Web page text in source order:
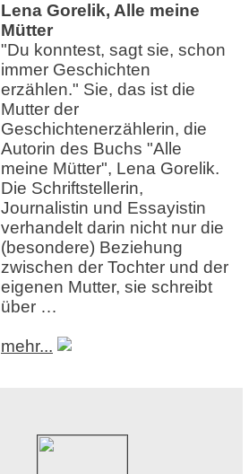
Lena Gorelik, Alle meine
Mütter
"Du konntest, sagt sie, schon
immer Geschichten
erzählen." Sie, das ist die
Mutter der
Geschichtenerzählerin, die
Autorin des Buchs "Alle
meine Mütter", Lena Gorelik.
Die Schriftstellerin,
Journalistin und Essayistin
verhandelt darin nicht nur die
(besondere) Beziehung
zwischen der Tochter und der
eigenen Mutter, sie schreibt
über …
mehr...